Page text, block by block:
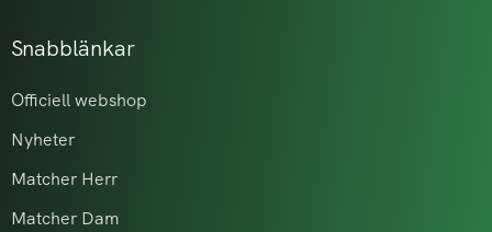
Snabblänkar
Officiell webshop
Nyheter
Matcher Herr
Matcher Dam